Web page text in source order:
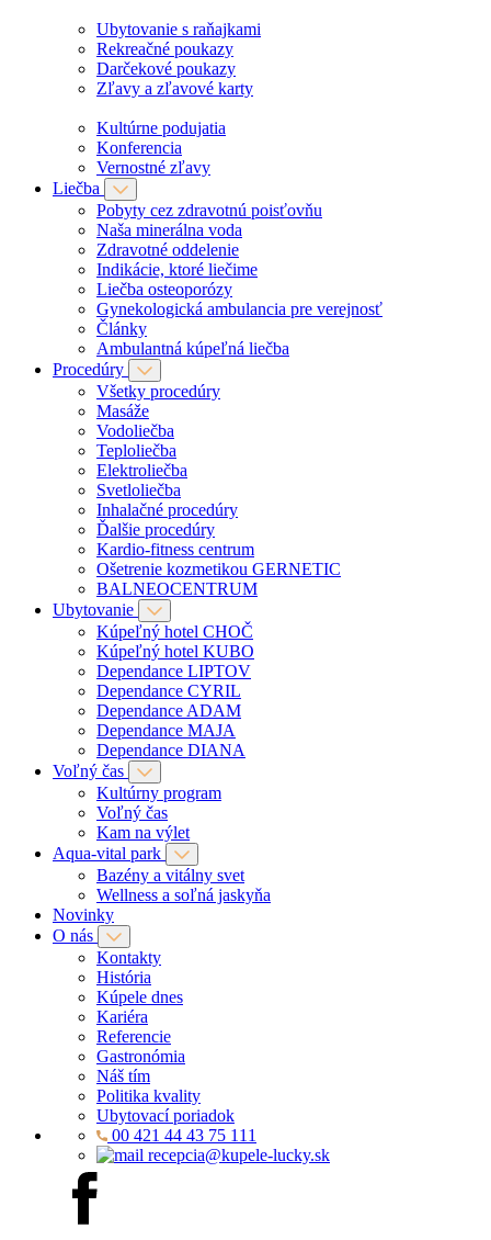
Ubytovanie s raňajkami
Rekreačné poukazy
Darčekové poukazy
Zľavy a zľavové karty
Kultúrne podujatia
Konferencia
Vernostné zľavy
Liečba
Pobyty cez zdravotnú poisťovňu
Naša minerálna voda
Zdravotné oddelenie
Indikácie, ktoré liečime
Liečba osteoporózy
Gynekologická ambulancia pre verejnosť
Články
Ambulantná kúpeľná liečba
Procedúry
Všetky procedúry
Masáže
Vodoliečba
Teploliečba
Elektroliečba
Svetloliečba
Inhalačné procedúry
Ďalšie procedúry
Kardio-fitness centrum
Ošetrenie kozmetikou GERNETIC
BALNEOCENTRUM
Ubytovanie
Kúpeľný hotel CHOČ
Kúpeľný hotel KUBO
Dependance LIPTOV
Dependance CYRIL
Dependance ADAM
Dependance MAJA
Dependance DIANA
Voľný čas
Kultúrny program
Voľný čas
Kam na výlet
Aqua-vital park
Bazény a vitálny svet
Wellness a soľná jaskyňa
Novinky
O nás
Kontakty
História
Kúpele dnes
Kariéra
Referencie
Gastronómia
Náš tím
Politika kvality
Ubytovací poriadok
00 421 44 43 75 111
recepcia@kupele-lucky.sk